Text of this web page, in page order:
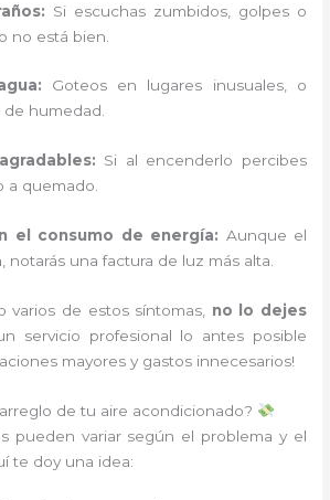
Si escuchas zumbidos, golpes o
no está bien.
Goteos en lugares inusuales, o
humedad.
Si al encenderlo percibes
a quemado.
el consumo de energía: Aunque el
notarás una factura de luz más alta.
varios de estos síntomas, no lo dejes
servicio profesional lo antes posible
mayores y gastos innecesarios!
de tu aire acondicionado?
pueden variar según el problema y el
te doy una idea: